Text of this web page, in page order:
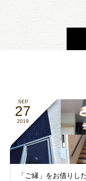
SEP
27
2019
「ご縁」をお借り